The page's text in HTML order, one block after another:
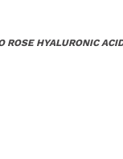
ROSE HYALURONIC